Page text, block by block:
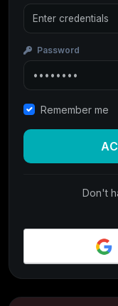
Password
Remember me
Don't